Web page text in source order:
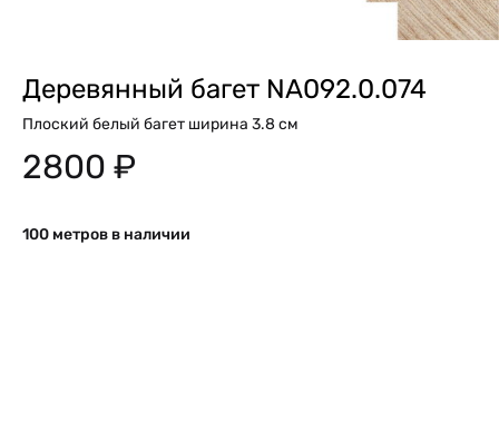
Деревянный багет NA092.0.074
Плоский белый багет ширина 3.8 см
2800 ₽
100 метров в наличии